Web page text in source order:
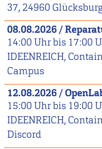
37, 24960
08.08.2026/
14:00 Uhr bis 17:00
IDEENREICH,
Campus
12.08.2026/
15:00 Uhr bis 19:00
IDEENREICH,
Discord